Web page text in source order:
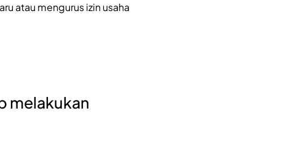
atau mengurus izin usaha
melakukan